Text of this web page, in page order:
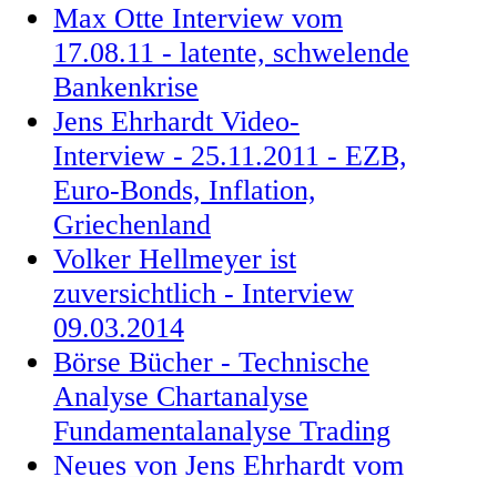
Max Otte Interview vom
17.08.11 - latente, schwelende
Bankenkrise
Jens Ehrhardt Video-
Interview - 25.11.2011 - EZB,
Euro-Bonds, Inflation,
Griechenland
Volker Hellmeyer ist
zuversichtlich - Interview
09.03.2014
Börse Bücher - Technische
Analyse Chartanalyse
Fundamentalanalyse Trading
Neues von Jens Ehrhardt vom